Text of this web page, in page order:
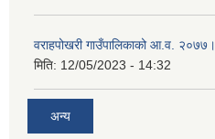
वराहपोखरी गाउँपालिकाको आ.व.
मिति: 12/05/2023 - 14:32
अन्य